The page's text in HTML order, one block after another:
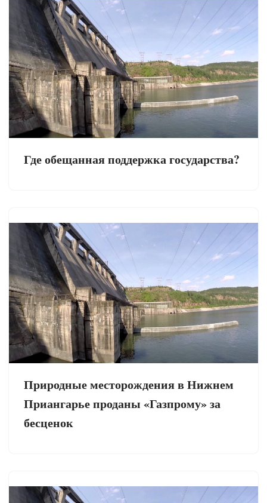
Где обещанная поддержка государства?
Природные месторождения в Нижнем
Приангарье проданы «Газпрому» за
бесценок